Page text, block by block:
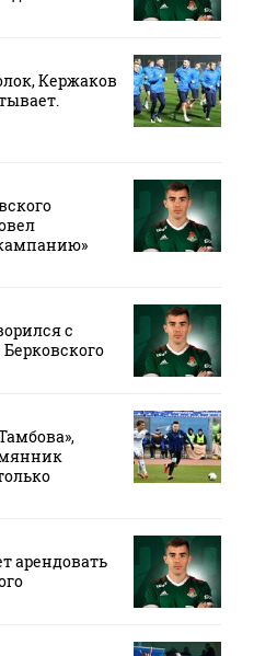
Кержаков
с
арендовать